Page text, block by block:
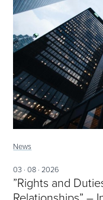
News
03 · 08 · 2026
”Rights and